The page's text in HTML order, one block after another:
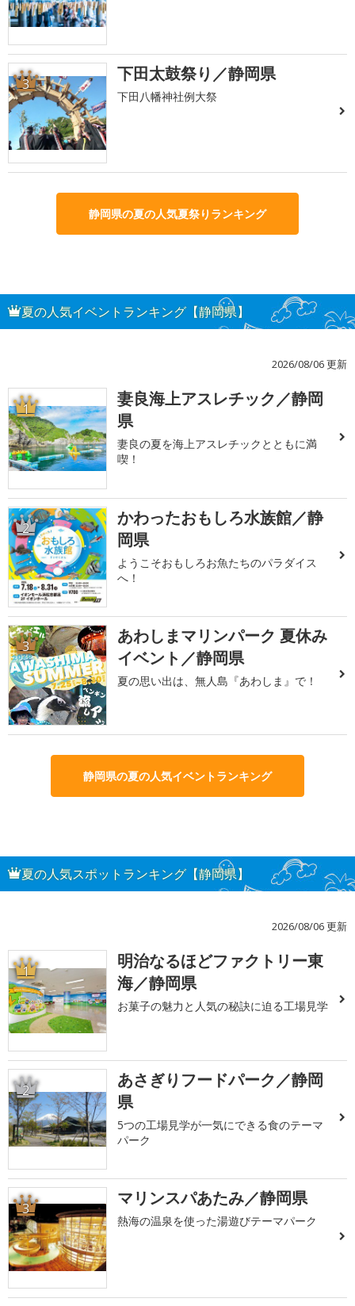
3 下田太鼓祭り／静岡県
下田八幡神社例大祭
静岡県の夏の人気夏祭りランキング
夏の人気イベントランキング【静岡県】
2026/08/06 更新
1
妻良海上アスレチック／静岡
県
妻良の夏を海上アスレチックとともに満
喫！
2
かわったおもしろ水族館／静
岡県
ようこそおもしろお魚たちのパラダイス
へ！
3
あわしまマリンパーク 夏休み
イベント／静岡県
夏の思い出は、無人島『あわしま』で！
静岡県の夏の人気イベントランキング
夏の人気スポットランキング【静岡県】
2026/08/06 更新
1
明治なるほどファクトリー東
海／静岡県
お菓子の魅力と人気の秘訣に迫る工場見学
2
あさぎりフードパーク／静岡
県
5つの工場見学が一気にできる食のテーマ
パーク
3 マリンスパあたみ／静岡県
熱海の温泉を使った湯遊びテーマパーク